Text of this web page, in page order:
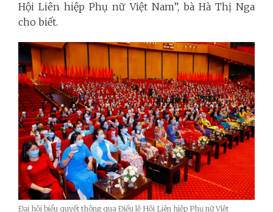
Hội Liên hiệp Phụ nữ Việt Nam”, bà Hà Thị Nga
cho biết.
Đại hội biểu quyết thông qua Điều lệ Hội Liên hiệp Phụ nữ Việt